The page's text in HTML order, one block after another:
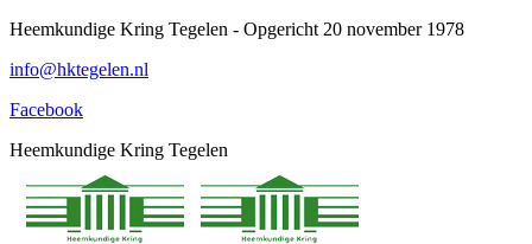
Spring
content
Heemkundige Kring Tegelen - Opgericht 20 november 1978
info@hktegelen.nl
Facebook
Heemkundige Kring Tegelen